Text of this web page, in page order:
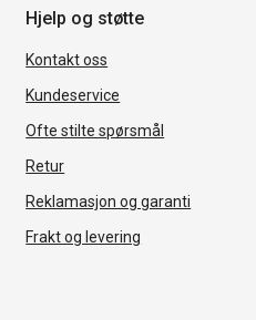
Hjelp og støtte
Kontakt oss
Kundeservice
Ofte stilte spørsmål
Retur
Reklamasjon og garanti
Frakt og levering